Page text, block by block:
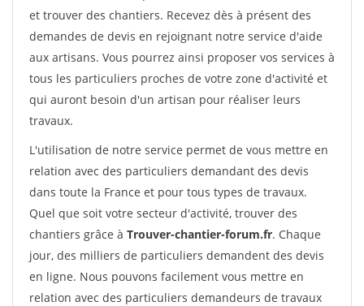
et trouver des chantiers. Recevez dès à présent des
demandes de devis en rejoignant notre service d'aide
aux artisans. Vous pourrez ainsi proposer vos services à
tous les particuliers proches de votre zone d'activité et
qui auront besoin d'un artisan pour réaliser leurs
travaux.
L'utilisation de notre service permet de vous mettre en
relation avec des particuliers demandant des devis
dans toute la France et pour tous types de travaux.
Quel que soit votre secteur d'activité, trouver des
chantiers grâce à Trouver-chantier-forum.fr. Chaque
jour, des milliers de particuliers demandent des devis
en ligne. Nous pouvons facilement vous mettre en
relation avec des particuliers demandeurs de travaux